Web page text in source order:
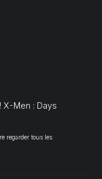
X-Men : Days
regarder tous les